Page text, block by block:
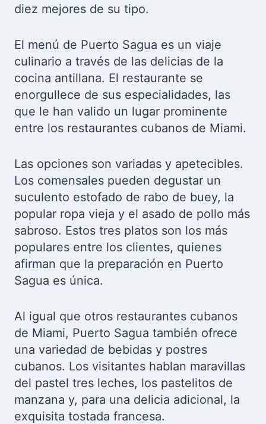
diez mejores de su tipo.
El menú de Puerto Sagua es un viaje
culinario a través de las delicias de la
cocina antillana. El restaurante se
enorgullece de sus especialidades, las
que le han valido un lugar prominente
entre los restaurantes cubanos de Miami.
Las opciones son variadas y apetecibles.
Los comensales pueden degustar un
suculento estofado de rabo de buey, la
popular ropa vieja y el asado de pollo más
sabroso. Estos tres platos son los más
populares entre los clientes, quienes
afirman que la preparación en Puerto
Sagua es única.
Al igual que otros restaurantes cubanos
de Miami, Puerto Sagua también ofrece
una variedad de bebidas y postres
cubanos. Los visitantes hablan maravillas
del pastel tres leches, los pastelitos de
manzana y, para una delicia adicional, la
exquisita tostada francesa.